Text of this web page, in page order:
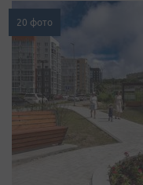
20 фото